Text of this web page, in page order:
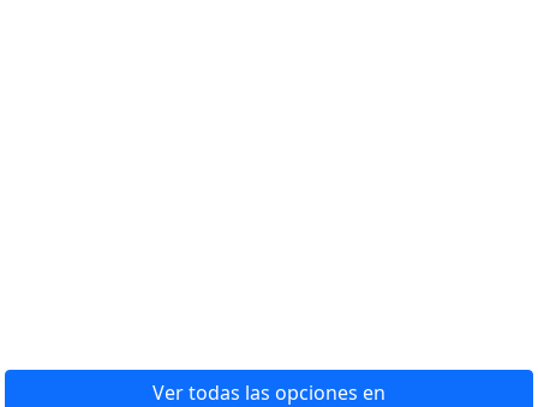
Ver todas las opciones en